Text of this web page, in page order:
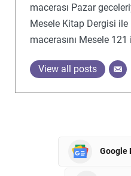
macerası Pazar
Mesele Kitap Dergisi ile
macerasını Mesele
View all posts
Google